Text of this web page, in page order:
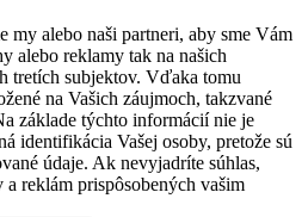
my alebo naši partneri, aby sme Vám
alebo reklamy tak na našich
tretích subjektov. Vďaka tomu
na Vašich záujmoch, takzvané
základe týchto informácií nie je
identifikácia Vašej osoby, pretože sú
údaje. Ak nevyjadríte súhlas,
a reklám prispôsobených vašim